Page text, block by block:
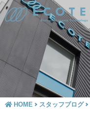
HOME スタッフブログ